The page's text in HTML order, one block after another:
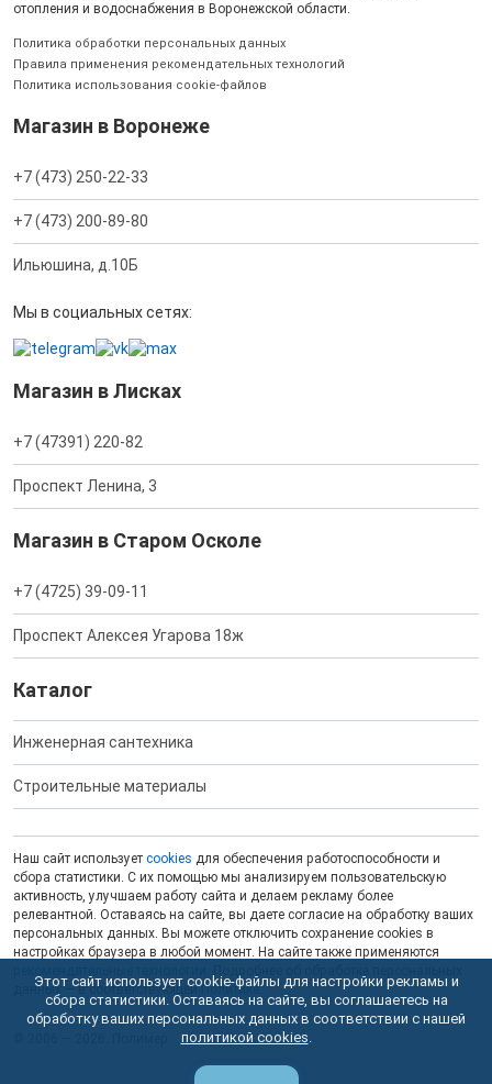
отопления и водоснабжения в Воронежской области.
Политика обработки персональных данных
Правила применения рекомендательных технологий
Политика использования cookie-файлов
Магазин в Воронеже
+7 (473) 250-22-33
+7 (473) 200-89-80
Ильюшина, д.10Б
Мы в социальных сетях:
Магазин в Лисках
+7 (47391) 220-82
Проспект Ленина, 3
Магазин в Старом Осколе
+7 (4725) 39-09-11
Проспект Алексея Угарова 18ж
Каталог
Инженерная сантехника
Строительные материалы
Наш сайт использует cookies для обеспечения работоспособности и
сбора статистики. С их помощью мы анализируем пользовательскую
активность, улучшаем работу сайта и делаем рекламу более
релевантной. Оставаясь на сайте, вы даете согласие на обработку ваших
персональных данных. Вы можете отключить сохранение cookies в
настройках браузера в любой момент. На сайте также применяются
данных — в соответствующейПолитике.
Этот сайт использует cookie-файлы для настройки рекламы и
сбора статистики. Оставаясь на сайте, вы соглашаетесь на
обработку ваших персональных данных в соответствии с нашей
политикой cookies.